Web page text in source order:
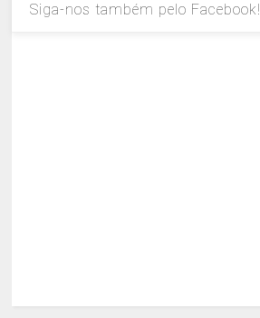
Siga-nos também pelo Facebook!